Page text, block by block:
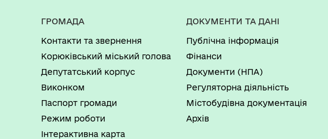
ГРОМАДА
Контакти та звернення
Корюківський міський голова
Депутатський корпус
Виконком
Паспорт громади
Режим роботи
Інтерактивна карта
ДОКУМЕНТИ ТА ДАНІ
Публічна інформація
Фінанси
Документи (НПА)
Регуляторна діяльність
Містобудівна документація
Архів